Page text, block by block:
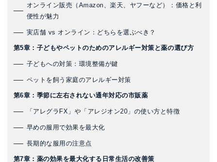
オンライン販売（Amazon、楽天、ヤフーなど）：価格と利
便性が魅力
実店舗 vs オンライン：どちらを選ぶべき？
第5章：子どもやペットのためのアレルギー対策と薬の選び方
子どもへの対策：環境整備が鍵
ペットを飼う家庭のアレルギー対策
第6章：季節に左右されない通年対応の市販薬
「アレグラFX」や「アレジオン20」の使い方と特徴
早めの服用で効果を最大化
長期的な服用の注意点
第7章：薬の効果を最大化する日常生活の改善策